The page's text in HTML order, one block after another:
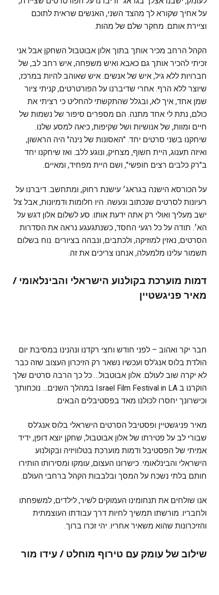
על אחיך שקורא לך מהצד השני, האנשים שראית לתוכם
וציירת אותם. מחקר שלם של מהות.
הקהל הרחב מכיר אותך בתוך אלון אבוטבול השחקן אבל אני
זכיתי להכיר אותך גם כאבא ואיש משפחה, איש רחב לב, של
חברויות ללא גיל, איש של אנשים. איש שאוהב להיות במרכז,
שיוצר ללא הרף. אחרי שדיברנו על הפורטרטים, קניתי ציור
שמן אחד, איך לא, ובגלל שהתקשתי להחליט כי רציתי את
כולם, נתת לי אחד מתנה. הם מספרים סיפור של נשמות של
חיים ומוות, של אנושיות ושל שקיפות, כיאה למסע שלנו.
שיחקנו בשני סרטים יחד. "האסונות של נינה" היה הראשון,
ואיזה תענוג, היית חשוף, מצחיק, ונוגע ללב. ואז שיחקנו יחד
ב"רק כלבים רצים חופשי", ושם היית מפחיד, ומאיים.
על הכורסא הישנה בגראג׳ עישנת רחוק, ומתחשב. דיברנו על
רעיונות לסרטים שנכתוב ונעשה. היו חלומות ודמיונות, אבל צל
ישב מעליך ואולי רק אתה ידעת אותו. סע לשלום אלון דגש על
הא׳. תודה על כל רגעי החסד, כשנתגעגע נראה את הסדרות
הסרטים, נאזין למוזיקה, ולכתבים, ונבהה בציורים. נוח בשלום
תשמור עלינו מלמעלה, אנחנו צריכים את זה.
דמות מוערכת בקולנוע הישראלי והבינלאומי /
מאיר פניגשטיין
חבר יקר ואהוב – לפני חודש וחצי רקדנו ונהנינו במסיבת יום
הולדת בלוס אנג'לס ועכשיו נשאר רק הזיכרון העצוב שזה כבר
לא יקרה שוב לעולם. אלון אבוטבול… כל כך הרבה סרטים שלך
הוקרנו ב Israel Film Festival in LA במהלך השנים… נוכחותך
וכישרונך יחסרו לכולנו מאד בפסטיבלים הבאים.
מאיר פניגשטיין ופסטיבל הסרטים הישראלי בלוס אנג'לס
שבורי לב על פטירתו של אלון אבוטבול, שחקן יוצא דופן, ידיד
אמיתי של הפסטיבל ודמות מוערכת בטלוויזיה ובקולנוע
הישראלי והבינלאומי. כישרונו העצום, עומקו ומסירותו הותירו
חותם בלתי נשכח על המסך ובלבבות הקהל ברחבי העולם.
אנו שולחים את תנחומינו העמוקים לשיר, לילדים, למשפחתו
ולחבריו. מורשתו תמשיך לחיות דרך עבודתו העוצמתית
והזיכרונות שהוא משאיר אחריו. יהי זכרו ברוך.
שילוב של עומק עם טירוף מוחלט /עידו מור